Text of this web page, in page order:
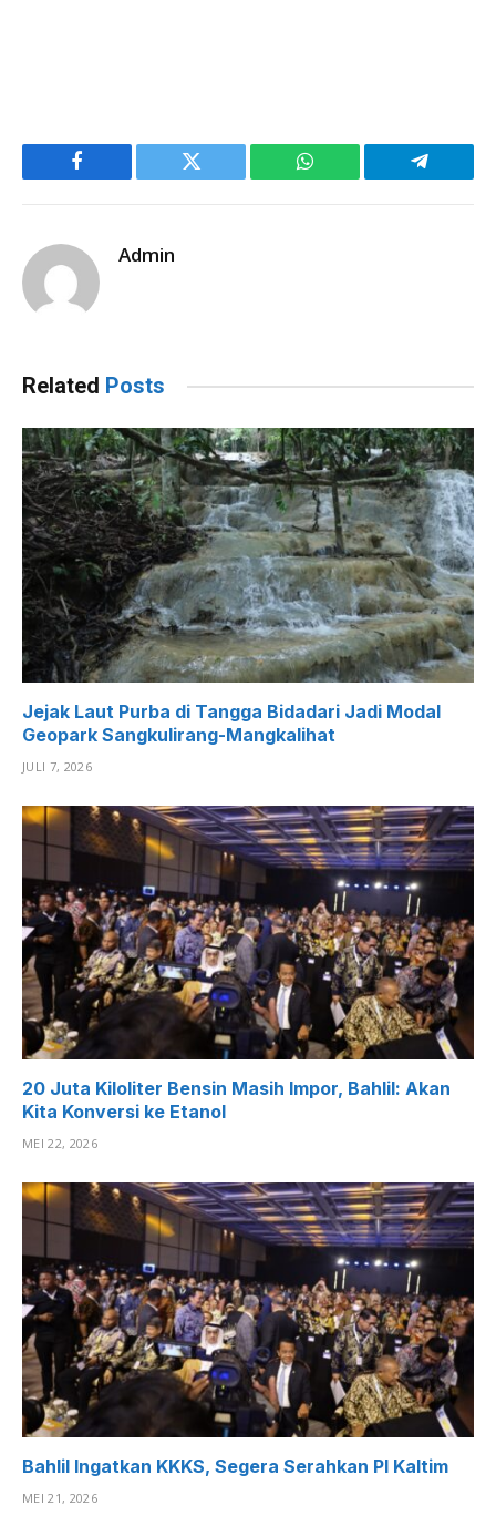
Facebook Twitter WhatsApp Telegram
Admin
Related Posts
Jejak Laut Purba di Tangga Bidadari Jadi Modal
Geopark Sangkulirang-Mangkalihat
JULI 7, 2026
20 Juta Kiloliter Bensin Masih Impor, Bahlil: Akan
Kita Konversi ke Etanol
MEI 22, 2026
Bahlil Ingatkan KKKS, Segera Serahkan PI Kaltim
MEI 21, 2026